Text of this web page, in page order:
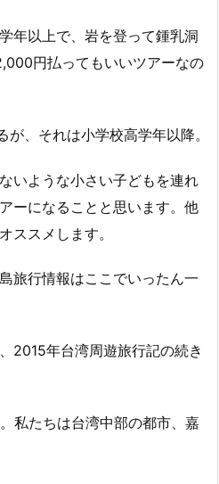
年以上で、岩を登って鍾乳洞
円払ってもいいツアーなの
、それは小学校高学年以降。
いような小さい子どもを連れ
ーになることと思います。他
ススメします。
旅行情報はここでいったん一
2015年台湾周遊旅行記の続き
私たちは台湾中部の都市、嘉